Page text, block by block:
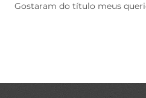
Gostaram do título meus